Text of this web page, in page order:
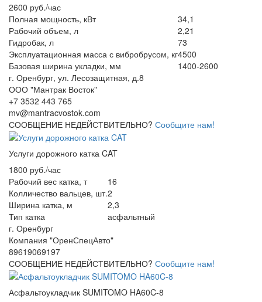
2600 руб./час
Полная мощность, кВт
34,1
Рабочий объем, л
2,21
Гидробак, л
73
Эксплуатационная масса с вибробрусом, кг4500
Базовая ширина укладки, мм
1400-2600
г. Оренбург, ул. Лесозащитная, д.8
ООО "Мантрак Восток"
+7 3532 443 765
mv@mantracvostok.com
СООБЩЕНИЕ НЕДЕЙСТВИТЕЛЬНО? Сообщите нам!
Услуги дорожного катка CAT
1800 руб./час
Рабочий вес катка, т
16
Колличество вальцев, шт.2
Ширина катка, м
2,3
Тип катка
асфальтный
г. Оренбург
Компания "ОренСпецАвто"
89619069197
СООБЩЕНИЕ НЕДЕЙСТВИТЕЛЬНО? Сообщите нам!
Асфальтоукладчик SUMITOMO HA60C-8